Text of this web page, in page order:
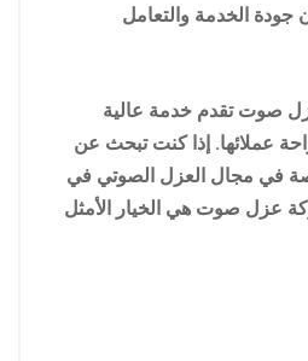
جودة الخدمة والتعامل
صوت تقدم خدمة عالية
عملائها. إذا كنت تبحث عن
في مجال العزل الصوتي في
عزل صوت هي الخيار الأمثل